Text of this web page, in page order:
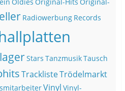
Oldies Original-Hits Original-
Radiowerbung Records
Stars TanzmusikTausch
TracklisteTrödelmarkt
Vinyl Vinyl-